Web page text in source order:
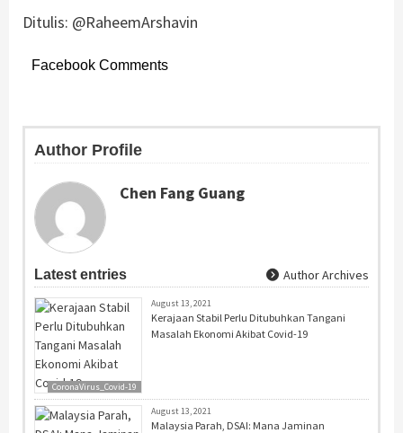
Ditulis: @RaheemArshavin
Facebook Comments
Author Profile
Chen Fang Guang
Latest entries Author Archives
CoronaVirus_Covid-19
August 13, 2021
Kerajaan Stabil Perlu Ditubuhkan Tangani
Masalah Ekonomi Akibat Covid-19
August 13, 2021
Malaysia Parah, DSAI: Mana Jaminan